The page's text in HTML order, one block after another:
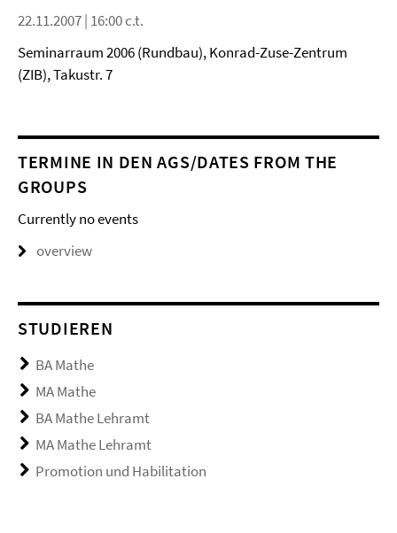
22.11.2007 | 16:00 c.t.
Seminarraum 2006 (Rundbau), Konrad-Zuse-Zentrum
(ZIB), Takustr. 7
TERMINE IN DEN AGS/DATES FROM THE
GROUPS
Currently no events
overview
STUDIEREN
BA Mathe
MA Mathe
BA Mathe Lehramt
MA Mathe Lehramt
Promotion und Habilitation